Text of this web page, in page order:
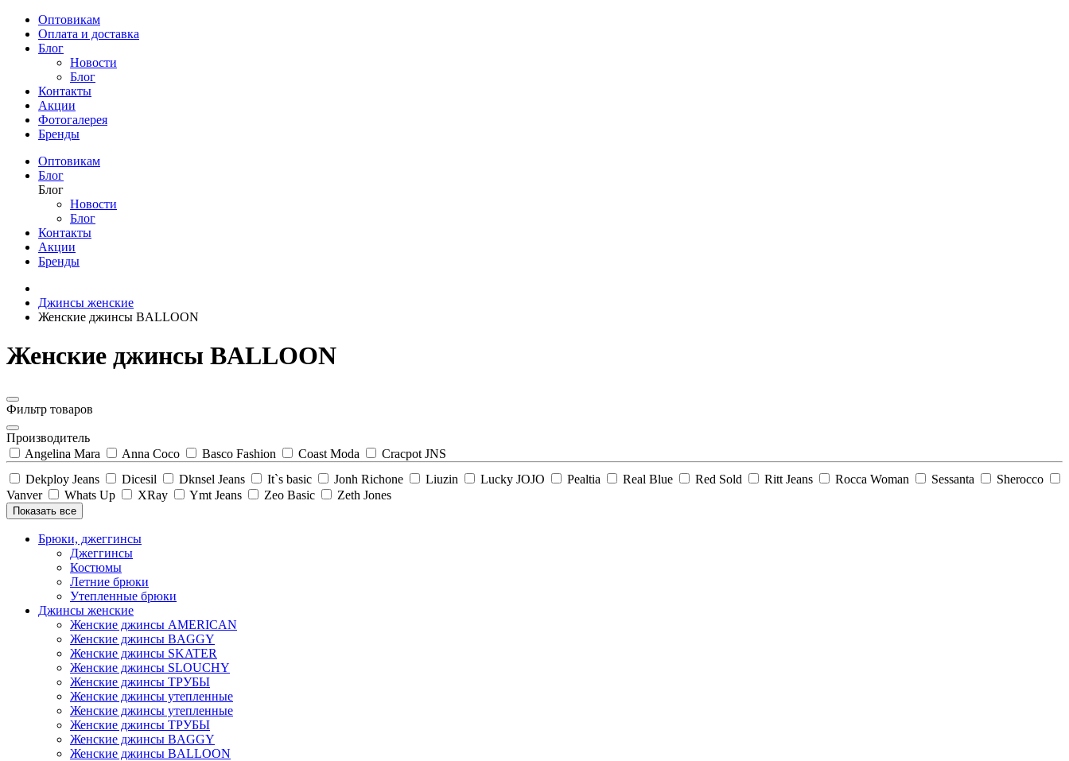
Оптовикам
Оплата и доставка
Блог
Новости
Блог
Контакты
Акции
Фотогалерея
Бренды
Оптовикам
Блог
Блог
Новости
Блог
Контакты
Акции
Бренды
Джинсы женские
Женские джинсы BALLOON
Женские джинсы BALLOON
Фильтр товаров
Производитель
Angelina Mara
Anna Coco Basco Fashion Coast Moda
Cracpot JNS
Dekploy Jeans
Dicesil Dknsel Jeans It`s basic Jonh Richone Liuzin Lucky JOJO Pealtia Real Blue Red Sold Ritt Jeans Rocca Woman Sessanta
Sherocco
Vanver
Whats Up XRay Ymt Jeans Zeo Basic Zeth Jones
Показать все
Брюки, джеггинсы
Джеггинсы
Костюмы
Летние брюки
Утепленные брюки
Джинсы женские
Женские джинсы AMERICAN
Женские джинсы BAGGY
Женские джинсы SKATER
Женские джинсы SLOUCHY
Женские джинсы ТРУБЫ
Женские джинсы утепленные
Женские джинсы утепленные
Женские джинсы ТРУБЫ
Женские джинсы BAGGY
Женские джинсы BALLOON